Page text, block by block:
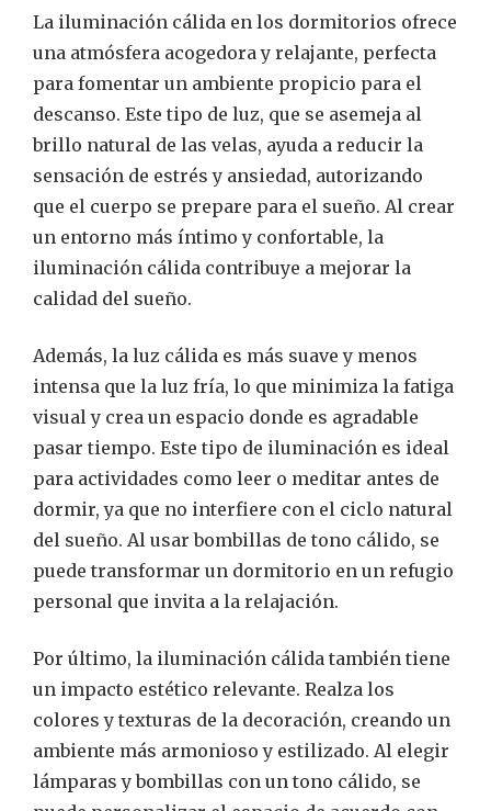
La iluminación cálida en los dormitorios ofrece
una atmósfera acogedora y relajante, perfecta
para fomentar un ambiente propicio para el
descanso. Este tipo de luz, que se asemeja al
brillo natural de las velas, ayuda a reducir la
sensación de estrés y ansiedad, autorizando
que el cuerpo se prepare para el sueño. Al crear
un entorno más íntimo y confortable, la
iluminación cálida contribuye a mejorar la
calidad del sueño.
Además, la luz cálida es más suave y menos
intensa que la luz fría, lo que minimiza la fatiga
visual y crea un espacio donde es agradable
pasar tiempo. Este tipo de iluminación es ideal
para actividades como leer o meditar antes de
dormir, ya que no interfiere con el ciclo natural
del sueño. Al usar bombillas de tono cálido, se
puede transformar un dormitorio en un refugio
personal que invita a la relajación.
Por último, la iluminación cálida también tiene
un impacto estético relevante. Realza los
colores y texturas de la decoración, creando un
ambiente más armonioso y estilizado. Al elegir
lámparas y bombillas con un tono cálido, se